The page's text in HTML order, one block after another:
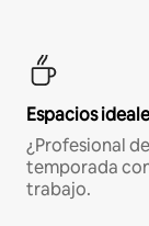
Espacios
¿Profesional
temporada
trabajo.